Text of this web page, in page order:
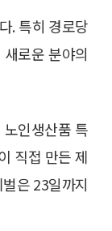
. 특히 경로당
로운 분야의
인생산품 특
직접 만든 제
은 23일까지